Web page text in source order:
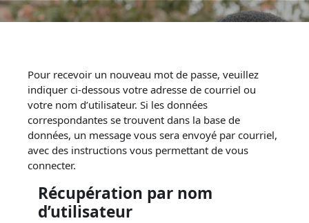
Passer au contenu principal
Pour recevoir un nouveau mot de passe, veuillez
indiquer ci-dessous votre adresse de courriel ou
votre nom d’utilisateur. Si les données
correspondantes se trouvent dans la base de
données, un message vous sera envoyé par courriel,
avec des instructions vous permettant de vous
connecter.
Récupération par nom d’utilisateur
Récupération par nom
d’utilisateur